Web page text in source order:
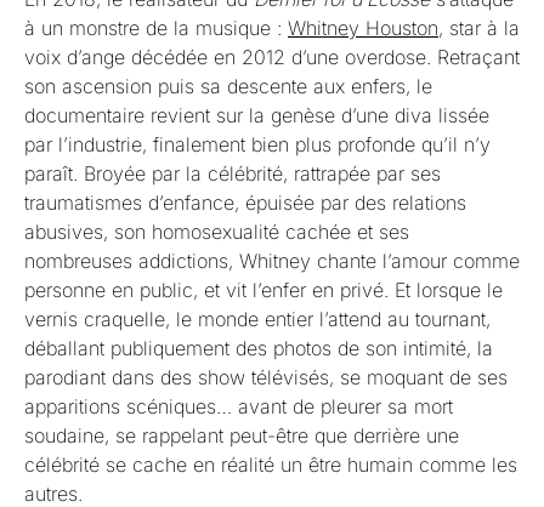
à un monstre de la musique : Whitney Houston, star à la
voix d’ange décédée en 2012 d’une overdose. Retraçant
son ascension puis sa descente aux enfers, le
documentaire revient sur la genèse d’une diva lissée
par l’industrie, finalement bien plus profonde qu’il n’y
paraît. Broyée par la célébrité, rattrapée par ses
traumatismes d’enfance, épuisée par des relations
abusives, son homosexualité cachée et ses
nombreuses addictions, Whitney chante l’amour comme
personne en public, et vit l’enfer en privé. Et lorsque le
vernis craquelle, le monde entier l’attend au tournant,
déballant publiquement des photos de son intimité, la
parodiant dans des show télévisés, se moquant de ses
apparitions scéniques… avant de pleurer sa mort
soudaine, se rappelant peut-être que derrière une
célébrité se cache en réalité un être humain comme les
autres.